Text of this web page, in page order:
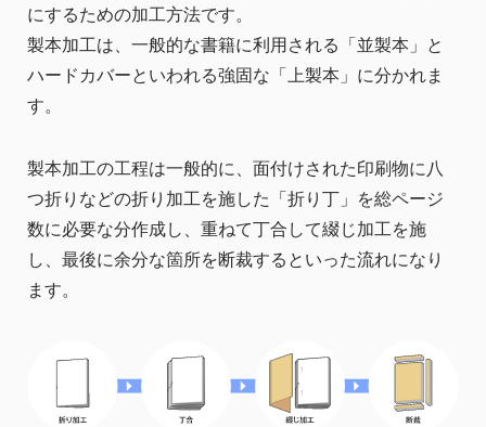
にするための加工方法です。
製本加工は、一般的な書籍に利用される「並製本」と
ハードカバーといわれる強固な「上製本」に分かれま
す。
製本加工の工程は一般的に、面付けされた印刷物に八
つ折りなどの折り加工を施した「折り丁」を総ページ
数に必要な分作成し、重ねて丁合して綴じ加工を施
し、最後に余分な箇所を断裁するといった流れになり
ます。